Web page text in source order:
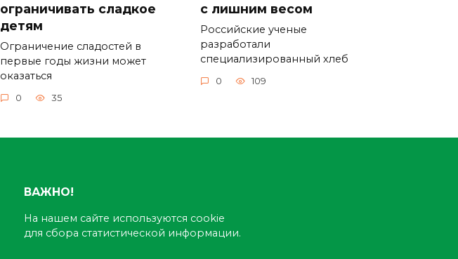
ограничивать сладкое
детям
Ограничение сладостей в
первые годы жизни может
оказаться
0 35
с лишним весом
Российские ученые
разработали
специализированный хлеб
0 109
ВАЖНО!
На нашем сайте используются cookie
для сбора статистической информации.